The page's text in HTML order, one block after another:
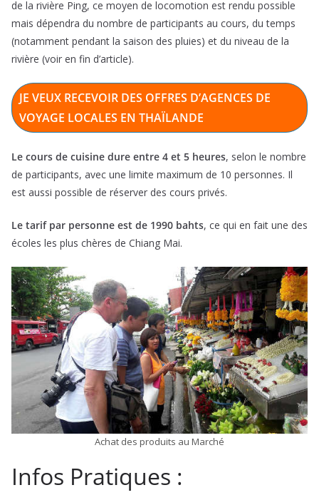
de la rivière Ping, ce moyen de locomotion est rendu possible
mais dépendra du nombre de participants au cours, du temps
(notamment pendant la saison des pluies) et du niveau de la
rivière (voir en fin d’article).
JE VEUX RECEVOIR DES OFFRES D’AGENCES DE
VOYAGE LOCALES EN THAÏLANDE
Le cours de cuisine dure entre 4 et 5 heures, selon le nombre
de participants, avec une limite maximum de 10 personnes. Il
est aussi possible de réserver des cours privés.
Le tarif par personne est de 1990 bahts, ce qui en fait une des
écoles les plus chères de Chiang Mai.
Achat des produits au Marché
Infos Pratiques :